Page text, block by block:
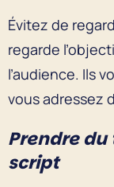
Évitez de
regarde
l’audience. Ils
vous adressez
Prendre
script